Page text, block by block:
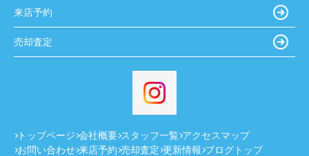
来店予約
売却査定
トップページ 会社概要 スタッフ一覧 アクセスマップ
お問い合わせ 来店予約 売却査定 更新情報 ブログトップ